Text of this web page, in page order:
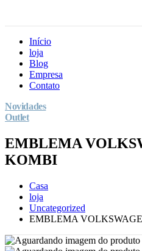
Início
loja
Blog
Empresa
Contato
Novidades
Outlet
EMBLEMA
KOMBI
Casa
loja
Uncategorized
EMBLEMA